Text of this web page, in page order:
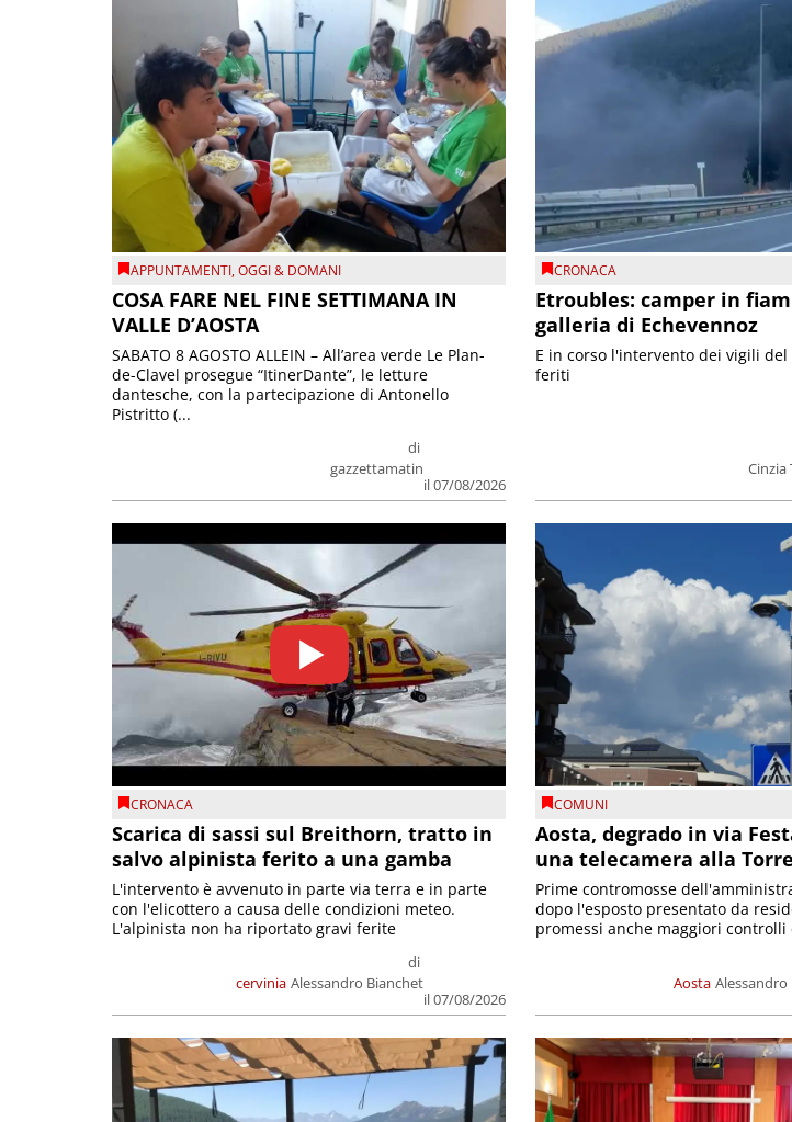
APPUNTAMENTI,OGGI & DOMANI
COSA FARE NEL FINE SETTIMANA IN
VALLE D’AOSTA
di
gazzettamatin
il 07/08/2026
SABATO 8 AGOSTO ALLEIN – All’area verde Le Plan-
de-Clavel prosegue “ItinerDante”, le letture
dantesche, con la partecipazione di Antonello
Pistritto (...
CRONACA
Etroubles: camper in
galleria di Echevennoz
Cinzia
E in corso l'intervento dei vigili
feriti
CRONACA
Scarica di sassi sul Breithorn, tratto in
salvo alpinista ferito a una gamba
cervinia
di
Alessandro Bianchet
il 07/08/2026
L'intervento è avvenuto in parte via terra e in parte
con l'elicottero a causa delle condizioni meteo.
L'alpinista non ha riportato gravi ferite
COMUNI
Aosta, degrado in via
una telecamera alla
Aosta Alessandro
Prime contromosse
dopo l'esposto presentato da
promessi anche maggiori